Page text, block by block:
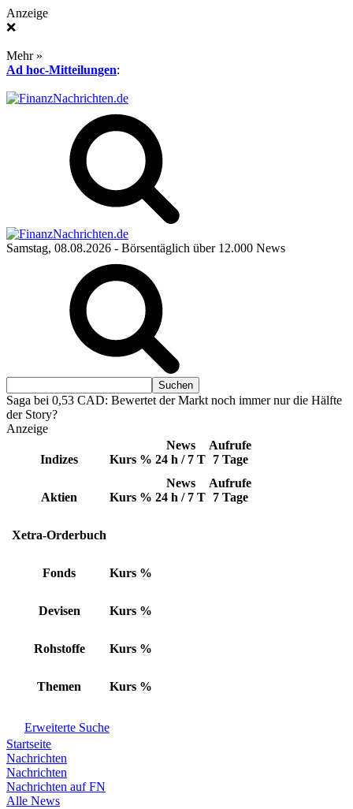
Anzeige
❌
Mehr »
Ad hoc-Mitteilungen:
Samstag, 08.08.2026 - Börsentäglich über 12.000 News
Saga bei 0,53 CAD: Bewertet der Markt noch immer nur die Hälfte
der Story?
Anzeige
Indizes Kurs %
News
24 h / 7 T
Aufrufe
7 Tage
Aktien Kurs %
News
24 h / 7 T
Aufrufe
7 Tage
Xetra-Orderbuch
Fonds Kurs %
Devisen Kurs %
Rohstoffe Kurs %
Themen Kurs %
Erweiterte Suche
Startseite
Nachrichten
Nachrichten
Nachrichten auf FN
Alle News